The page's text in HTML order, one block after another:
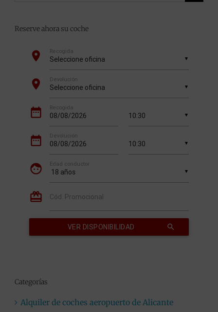
Reserve ahora su coche
Categorías
Alquiler de coches aeropuerto de Alicante